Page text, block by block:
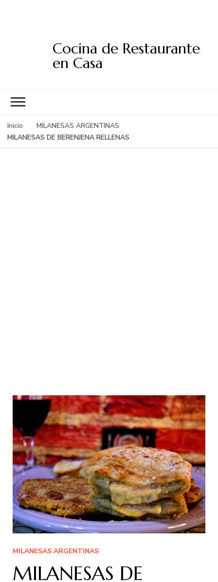
Cocina de Restaurante
en Casa
Inicio
MILANESAS ARGENTINAS
MILANESAS DE BERENJENA RELLENAS
MILANESAS ARGENTINAS
MILANESAS DE